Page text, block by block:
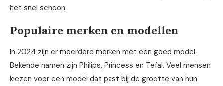
het snel schoon.
Populaire merken en modellen
In 2024 zijn er meerdere merken met een goed model.
Bekende namen zijn Philips, Princess en Tefal. Veel mensen
kiezen voor een model dat past bij de grootte van hun